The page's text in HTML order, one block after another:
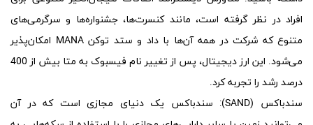
افراد در نظر گرفته است، مانند کنسرت‌ها، جشنواره‌ها و سرگرمی‌های
متنوع که شرکت در همه آن‌ها با داد و ستد توکن MANA امکان‌پذیر
می‌شود. این ارز دیجیتال، پس از تغییر نام فیسبوک به متا بیش از 400
درصد رشد را تجربه کرد.
سندباکس (SAND
): سندباکس یک دنیای مجازی است که در آن